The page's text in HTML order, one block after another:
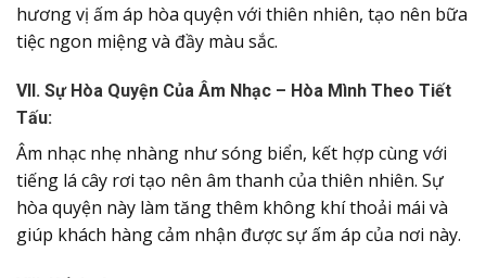
hương vị ấm áp hòa quyện với thiên nhiên, tạo nên bữa
tiệc ngon miệng và đầy màu sắc.
VII. Sự Hòa Quyện Của Âm Nhạc – Hòa Mình Theo Tiết
Tấu:
Âm nhạc nhẹ nhàng như sóng biển, kết hợp cùng với
tiếng lá cây rơi tạo nên âm thanh của thiên nhiên. Sự
hòa quyện này làm tăng thêm không khí thoải mái và
giúp khách hàng cảm nhận được sự ấm áp của nơi này.